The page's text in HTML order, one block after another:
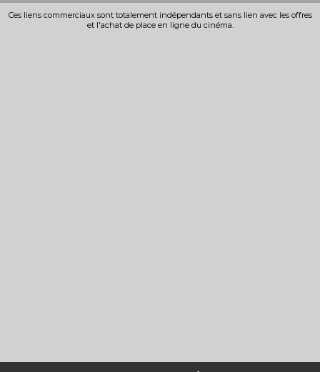
Ces liens commerciaux sont totalement indépendants et sans lien avec les offres
et l'achat de place en ligne du cinéma.